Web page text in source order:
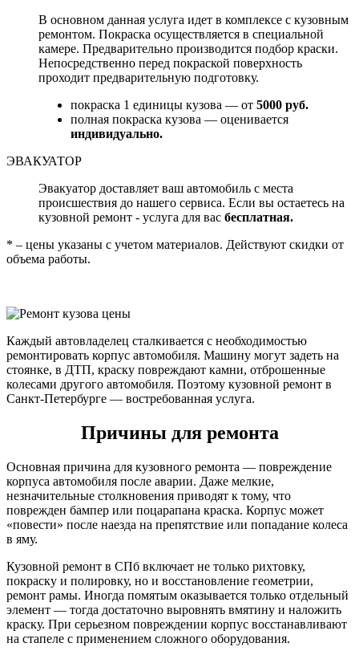
В основном данная услуга идет в комплексе с кузовным
ремонтом. Покраска осуществляется в специальной
камере. Предварительно производится подбор краски.
Непосредственно перед покраской поверхность
проходит предварительную подготовку.
покраска 1 единицы кузова — от 5000 руб.
полная покраска кузова — оценивается
индивидуально.
ЭВАКУАТОР
Эвакуатор доставляет ваш автомобиль с места
происшествия до нашего сервиса. Если вы остаетесь на
кузовной ремонт - услуга для вас бесплатная.
* – цены указаны с учетом материалов. Действуют скидки от
объема работы.
Каждый автовладелец сталкивается с необходимостью
ремонтировать корпус автомобиля. Машину могут задеть на
стоянке, в ДТП, краску повреждают камни, отброшенные
колесами другого автомобиля. Поэтому кузовной ремонт в
Санкт-Петербурге — востребованная услуга.
Причины для ремонта
Основная причина для кузовного ремонта — повреждение
корпуса автомобиля после аварии. Даже мелкие,
незначительные столкновения приводят к тому, что
поврежден бампер или поцарапана краска. Корпус может
«повести» после наезда на препятствие или попадание колеса
в яму.
Кузовной ремонт в СПб включает не только рихтовку,
покраску и полировку, но и восстановление геометрии,
ремонт рамы. Иногда помятым оказывается только отдельный
элемент — тогда достаточно выровнять вмятину и наложить
краску. При серьезном повреждении корпус восстанавливают
на стапеле с применением сложного оборудования.